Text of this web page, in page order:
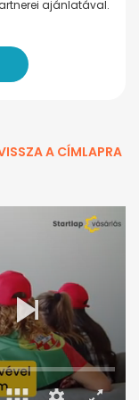
ajánlatával.
A CÍMLAPRA